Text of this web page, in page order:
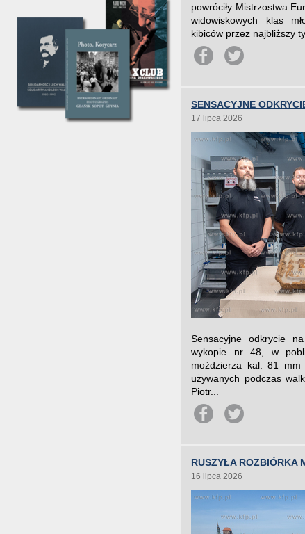
powróciły Mistrzostwa
widowiskowych klas
kibiców przez najbliższy
SENSACYJNE
17 lipca 2026
Sensacyjne odkrycie
wykopie nr 48, w
moździerza kal. 81
używanych podczas
Piotr...
RUSZYŁA ROZBIÓRKA
16 lipca 2026